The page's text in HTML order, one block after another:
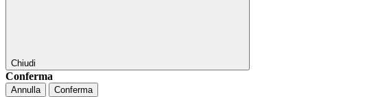
Chiudi
Conferma
Annulla Conferma